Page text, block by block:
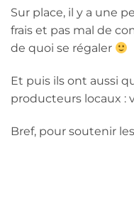
Sur place, il y a une
frais et pas mal de
de quoi se régaler
Et puis ils ont aussi
producteurs locaux :
Bref, pour soutenir